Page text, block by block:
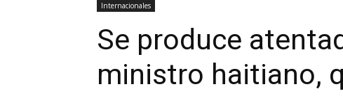
Internacionales
Se produce
ministro haitiano,